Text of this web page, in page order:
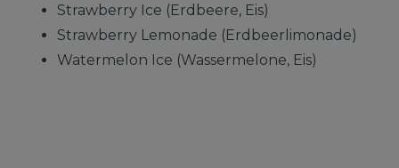
Strawberry Ice (Erdbeere, Eis)
Strawberry Lemonade (Erdbeerlimonade)
Watermelon Ice (Wassermelone, Eis)